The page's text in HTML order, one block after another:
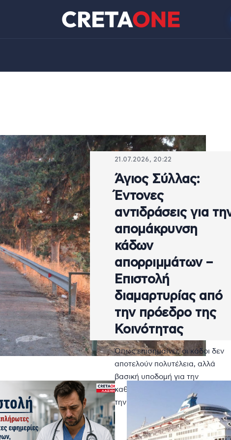
21.07.2026, 20:22
Άγιος Σύλλας:
Έντονες
αντιδράσεις για
απομάκρυνση
κάδων
απορριμμάτων –
Επιστολή
διαμαρτυρίας από
την πρόεδρο της
Κοινότητας
Όπως επισημαίνει, οι κάδοι δεν
αποτελούν πολυτέλεια, αλλά
βασική υποδομή για την
καθαριότητα, τη δημόσια υγεία
την εξυπηρέτηση των πολιτών